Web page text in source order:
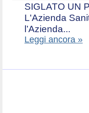
SIGLATO UN
L'Azienda
l’Azienda...
Leggi ancora »